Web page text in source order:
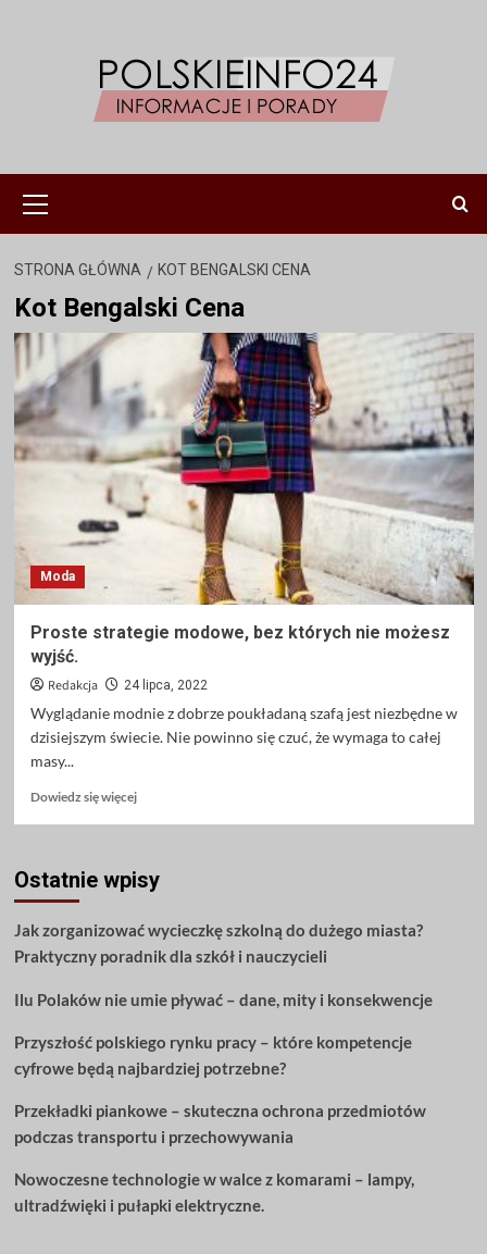
główne
STRONA GŁÓWNA KOT BENGALSKI CENA
Kot Bengalski Cena
Moda
Proste strategie modowe, bez których nie możesz
wyjść.
Redakcja 24 lipca, 2022
Wyglądanie modnie z dobrze poukładaną szafą jest niezbędne w
dzisiejszym świecie. Nie powinno się czuć, że wymaga to całej
masy...
Dowiedz się więcejDowiedz
Proste
strategie
bez
których
możesz
Ostatnie wpisy
Jak zorganizować wycieczkę szkolną do dużego miasta?
Praktyczny poradnik dla szkół i nauczycieli
Ilu Polaków nie umie pływać – dane, mity i konsekwencje
Przyszłość polskiego rynku pracy – które kompetencje
cyfrowe będą najbardziej potrzebne?
Przekładki piankowe – skuteczna ochrona przedmiotów
podczas transportu i przechowywania
Nowoczesne technologie w walce z komarami – lampy,
ultradźwięki i pułapki elektryczne.